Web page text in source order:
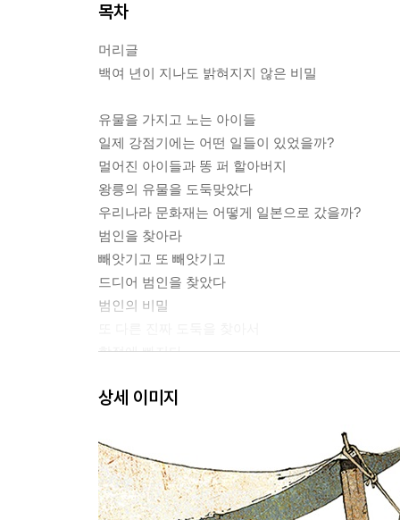
목차
머리글
백여 년이 지나도 밝혀지지 않은 비밀
유물을 가지고 노는 아이들
일제 강점기에는 어떤 일들이 있었을까?
멀어진 아이들과 똥 퍼 할아버지
왕릉의 유물을 도둑맞았다
우리나라 문화재는 어떻게 일본으로 갔을까?
범인을 찾아라
빼앗기고 또 빼앗기고
드디어 범인을 찾았다
범인의 비밀
함정에 빠지다
금관총 유물 도난 사건의 모든 것
상세 이미지